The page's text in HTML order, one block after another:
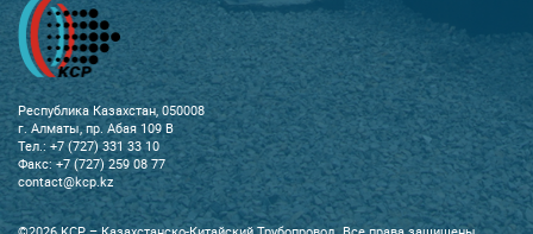
Республика Казахстан, 050008
г. Алматы, пр. Абая 109 В
Тел.: +7 (727) 331 33 10
Факс: +7 (727) 259 08 77
contact@kcp.kz